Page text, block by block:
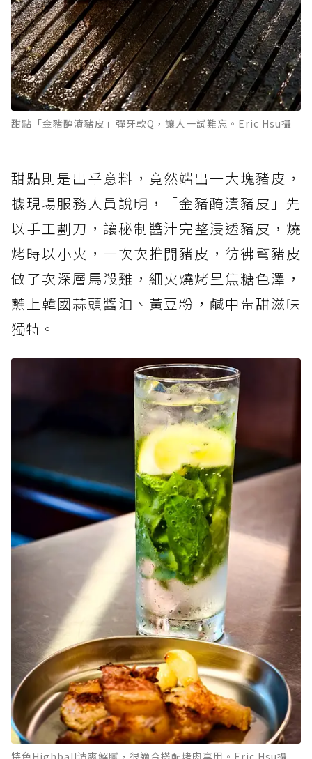
甜點「金豬醃漬豬皮」彈牙軟Q，讓人一試難忘。Eric Hsu攝
甜點則是出乎意料，竟然端出一大塊豬皮，
據現場服務人員說明，「金豬醃漬豬皮」先
以手工劃刀，讓秘制醬汁完整浸透豬皮，燒
烤時以小火，一次次推開豬皮，彷彿幫豬皮
做了次深層馬殺雞，細火燒烤呈焦糖色澤，
蘸上韓國蒜頭醬油、黃豆粉，鹹中帶甜滋味
獨特。
特色Highball清爽解膩，很適合搭配烤肉享用。Eric Hsu攝